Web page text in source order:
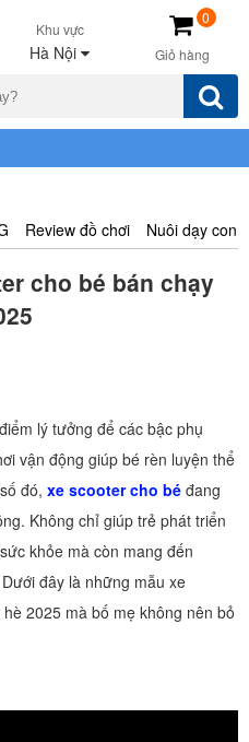
Khu vực
Hà Nội Giỏ hàng
0
Review đồ chơi Nuôi dạy con
cho bé bán chạy
lý tưởng để các bậc phụ
vận động giúp bé rèn luyện thể
đó, xe scooter cho bé đang
Không chỉ giúp trẻ phát triển
khỏe mà còn mang đến
đây là những mẫu xe
2025 mà bố mẹ không nên bỏ